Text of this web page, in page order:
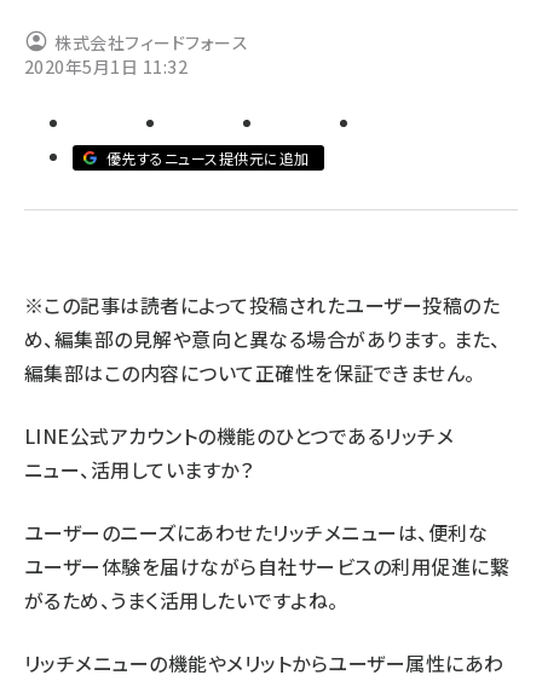
meo (1274)
株式会社フィードフォース
2020年5月1日 11:32
優先するニュース提供元に追加
※この記事は読者によって投稿されたユーザー投稿のた
め、編集部の見解や意向と異なる場合があります。 また、
編集部はこの内容について正確性を保証できません。
LINE公式アカウントの機能のひとつであるリッチメ
ニュー、活用していますか？
ユーザーのニーズにあわせたリッチメニューは、便利な
ユーザー体験を届けながら自社サービスの利用促進に繋
がるため、うまく活用したいですよね。
リッチメニューの機能やメリットからユーザー属性にあわ